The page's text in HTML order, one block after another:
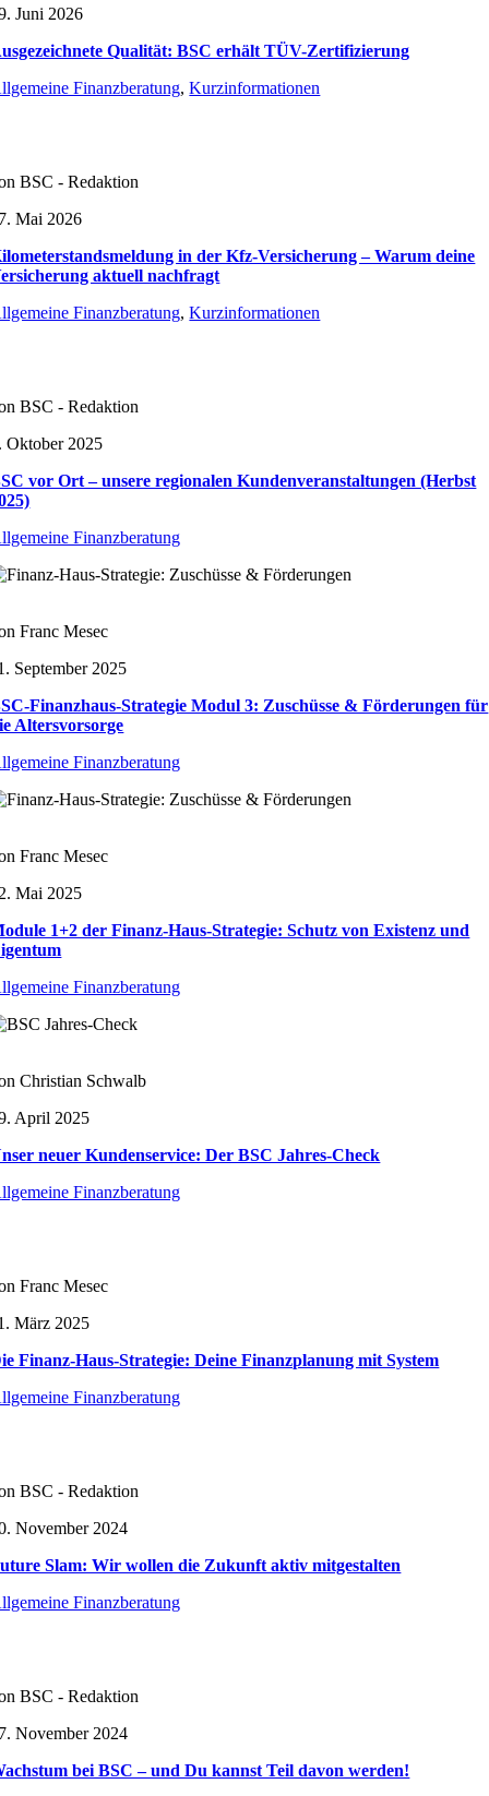
Juni 2026
Qualität: BSC erhält TÜV-Zertifizierung
Finanzberatung,Kurzinformationen
BSC - Redaktion
Mai 2026
in der Kfz-Versicherung – Warum deine
aktuell nachfragt
Finanzberatung,Kurzinformationen
BSC - Redaktion
Oktober 2025
vor Ort – unsere regionalen Kundenveranstaltungen (Herbst
Finanzberatung
Franc Mesec
September 2025
Finanzhaus-Strategie Modul 3: Zuschüsse & Förderungen für
Altersvorsorge
Finanzberatung
Franc Mesec
Mai 2025
1+2 der Finanz-Haus-Strategie: Schutz von Existenz und
Finanzberatung
Christian Schwalb
April 2025
neuer Kundenservice: Der BSC Jahres-Check
Finanzberatung
Franc Mesec
März 2025
Finanz-Haus-Strategie: Deine Finanzplanung mit System
Finanzberatung
BSC - Redaktion
November 2024
Slam: Wir wollen die Zukunft aktiv mitgestalten
Finanzberatung
BSC - Redaktion
November 2024
bei BSC – und Du kannst Teil davon werden!